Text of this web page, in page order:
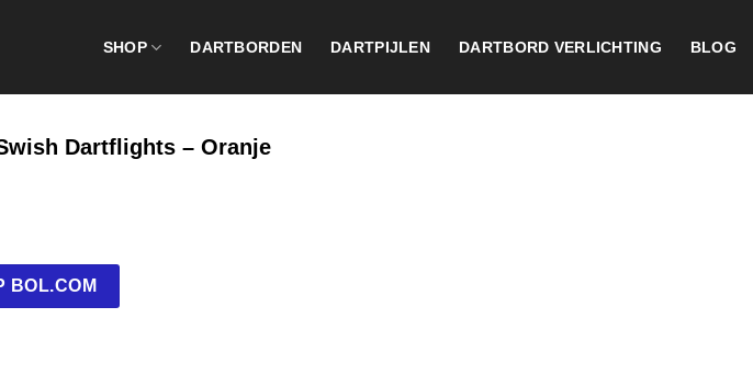
SHOP DARTBORDEN DARTPIJLEN DARTBORD VERLICHTING BLOG
Dartflights – Oranje
BOL.COM